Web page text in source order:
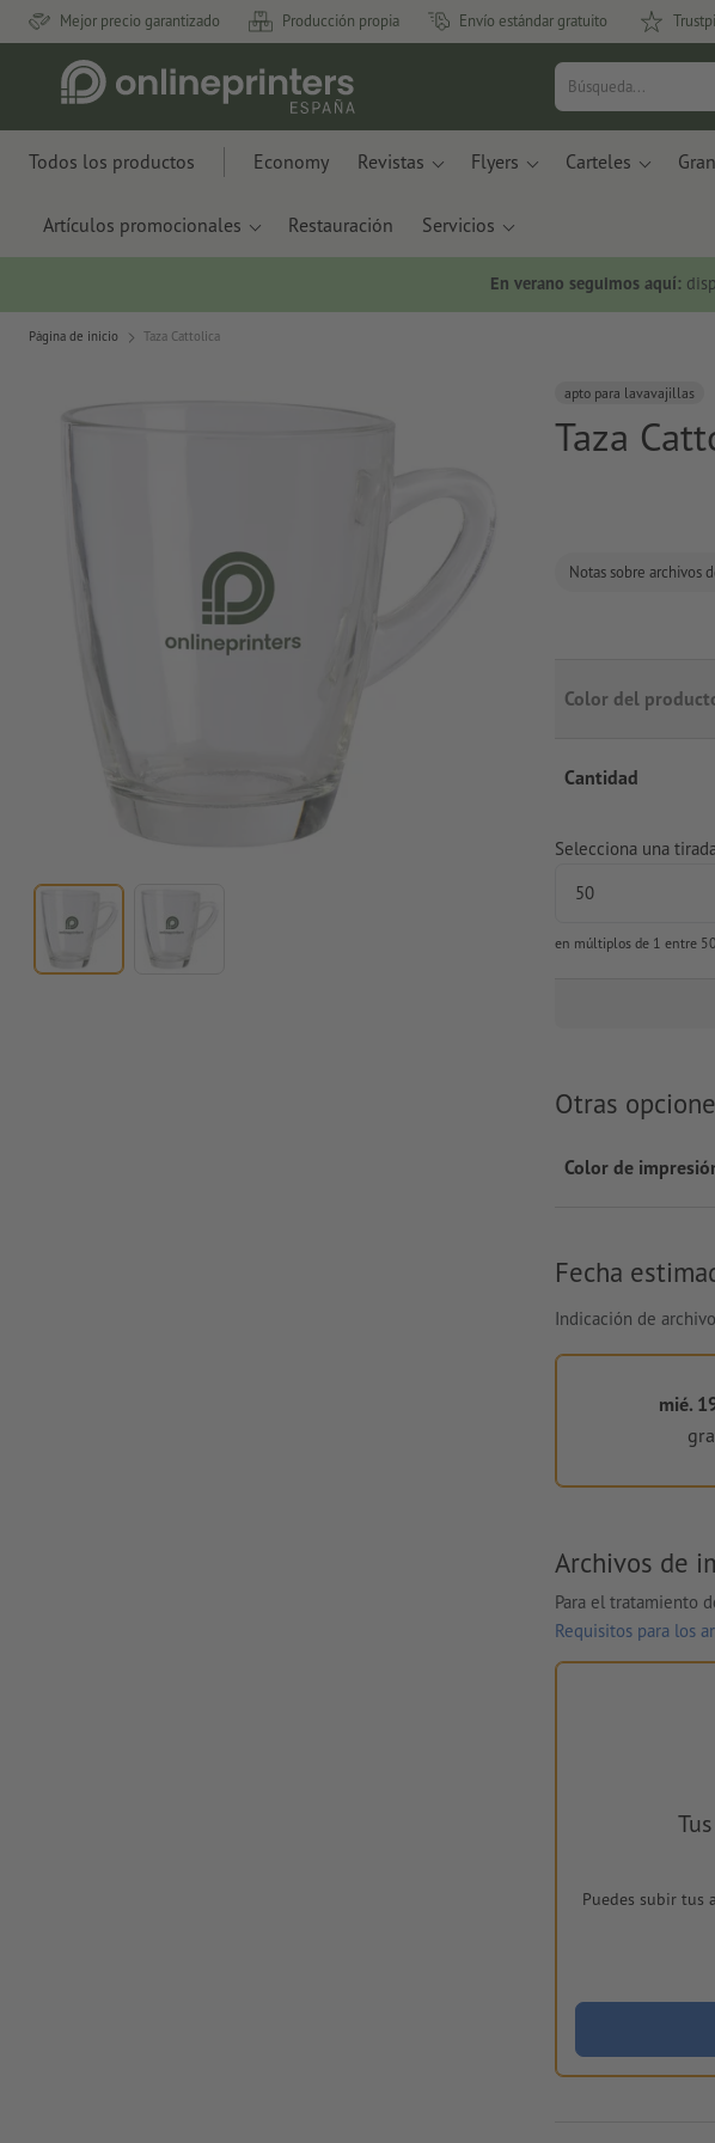
Mejor precio garantizado Producción propia Envío estándar gratuito
Todos los productos Economy Revistas Flyers Carteles
Artículos promocionales Restauración Servicios
En verano seguimos aquí:
Página de inicio Taza Cattolica
apto para lavavajillas
Taza
Notas sobre archivos
Color del
Cantidad
Selecciona una
en múltiplos de 1 entre
Otras
Color de
Fecha
Indicación de
mié.
Archivos de
Para el tratamiento
Requisitos para los
Puedes subir tus